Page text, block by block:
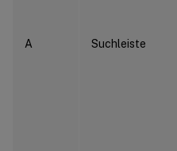
A Suchleiste